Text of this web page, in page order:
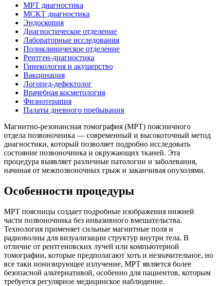
МРТ диагностика
МСКТ диагностика
Эндоскопия
Диагностическое отделение
Лабораторные исследования
Поликлиническое отделение
Рентген-диагностика
Гинекология и акушерство
Вакцинация
Логопед-дефектолог
Врачебная косметология
Физиотерапия
Палаты дневного пребывания
Магнитно-резонансная томография (МРТ) поясничного
отдела позвоночника — современный и высокоточный метод
диагностики, который позволяет подробно исследовать
состояние позвоночника и окружающих тканей. Эта
процедура выявляет различные патологии и заболевания,
начиная от межпозвоночных грыж и заканчивая опухолями.
Особенности процедуры
МРТ поясницы создает подробные изображения нижней
части позвоночника без инвазивного вмешательства.
Технология применяет сильные магнитные поля и
радиоволны для визуализации структур внутри тела. В
отличие от рентгеновских лучей или компьютерной
томографии, которые предполагают хоть и незначительное, но
все таки ионизирующее излучение, МРТ является более
безопасной альтернативой, особенно для пациентов, которым
требуется регулярное медицинское наблюдение.